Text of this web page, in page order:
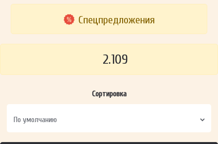
Спецпредложения
2.109
Сортировка